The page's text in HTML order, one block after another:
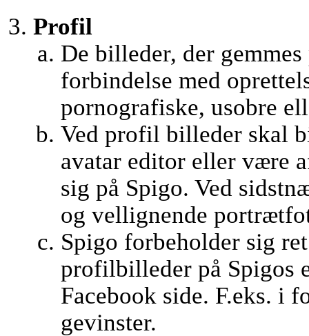
Profil
De billeder, der
forbindelse med
pornografiske, usobre
Ved profil billeder skal
avatar editor eller være
sig på Spigo. Ved
og vellignende
Spigo forbeholder sig
profilbilleder på Spigos
Facebook side. F.eks. i
gevinster.